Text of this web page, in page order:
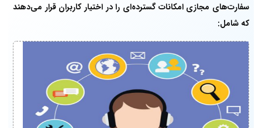
سفارت‌های مجازی امکانات گسترده‌ای را در اختیار کاربران قرار می‌دهند
که شامل: